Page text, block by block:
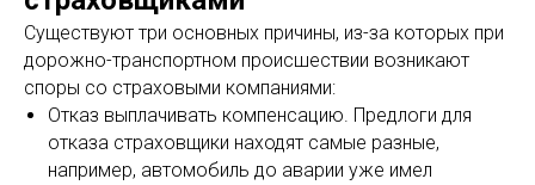
Существуют три основных причины, из-за которых при
дорожно-транспортном происшествии возникают
споры со страховыми компаниями:
Отказ выплачивать компенсацию. Предлоги для
отказа страховщики находят самые разные,
например, автомобиль до аварии уже имел